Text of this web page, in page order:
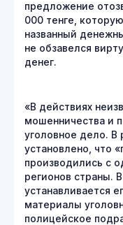
предложение
000 тенге,
названный
не обзавелся
денег.
«В действиях
мошенничества и
уголовное дело. В
установлено, что
производились с
регионов страны.
устанавливается
материалы
полицейское